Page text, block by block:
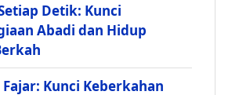
Detik: Kunci
Abadi dan Hidup
Kunci Keberkahan